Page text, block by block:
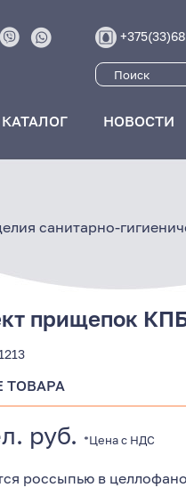
КАТАЛОГ НОВОСТИ
санитарно-
прищепок
ТОВАРА
руб. *Цена с НДС
россыпью в